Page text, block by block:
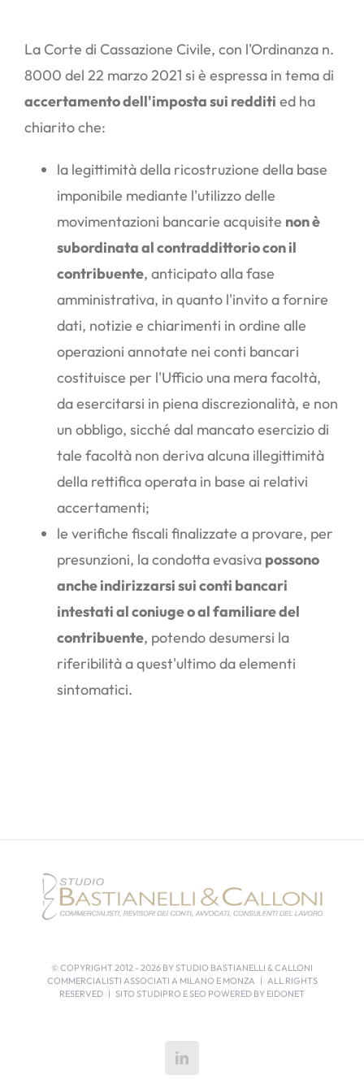
La Corte di Cassazione Civile, con l'Ordinanza n.
8000 del 22 marzo 2021 si è espressa in tema di
accertamento dell'imposta sui redditi ed ha
chiarito che:
la legittimità della ricostruzione della base
imponibile mediante l'utilizzo delle
movimentazioni bancarie acquisite non è
subordinata al contraddittorio con il
contribuente, anticipato alla fase
amministrativa, in quanto l'invito a fornire
dati, notizie e chiarimenti in ordine alle
operazioni annotate nei conti bancari
costituisce per l'Ufficio una mera facoltà,
da esercitarsi in piena discrezionalità, e non
un obbligo, sicché dal mancato esercizio di
tale facoltà non deriva alcuna illegittimità
della rettifica operata in base ai relativi
accertamenti;
le verifiche fiscali finalizzate a provare, per
presunzioni, la condotta evasiva possono
anche indirizzarsi sui conti bancari
intestati al coniuge o al familiare del
contribuente, potendo desumersi la
riferibilità a quest'ultimo da elementi
sintomatici.
© COPYRIGHT 2012 - 2026 BY STUDIO BASTIANELLI & CALLONI
COMMERCIALISTI ASSOCIATI A MILANO E MONZA | ALL RIGHTS
RESERVED | SITO STUDIPRO E SEO POWERED BY EIDONET